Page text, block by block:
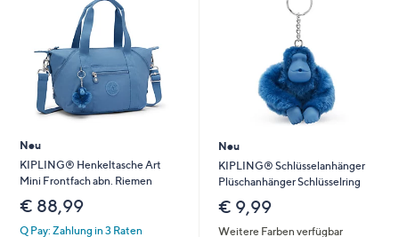
Neu
KIPLING® Henkeltasche Art
Mini Frontfach abn. Riemen
€ 88,99
Q Pay: Zahlung in 3 Raten
Neu
KIPLING® Schlüsselanhänger
Plüschanhänger Schlüsselring
€ 9,99
Weitere Farben verfügbar